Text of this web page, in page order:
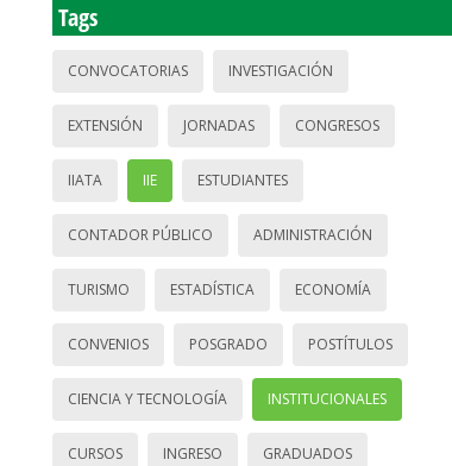
Tags
CONVOCATORIAS INVESTIGACIÓN
EXTENSIÓN JORNADAS CONGRESOS
IIATA IIE ESTUDIANTES
CONTADOR PÚBLICO ADMINISTRACIÓN
TURISMO ESTADÍSTICA ECONOMÍA
CONVENIOS POSGRADO POSTÍTULOS
CIENCIA Y TECNOLOGÍA INSTITUCIONALES
CURSOS INGRESO GRADUADOS